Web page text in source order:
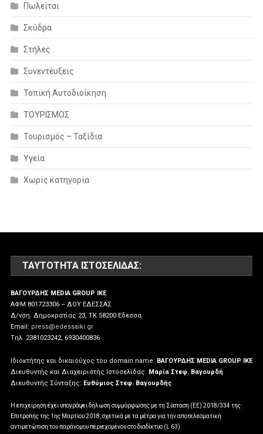
Πωλείται
Σκύδρα
Στήλες
Συνεντέυξεις
Τοπική Αυτοδιοίκηση
ΤΟΥΡΙΣΜΟΣ
Τουρισμός – Ταξίδια
Υγεία
Χωρίς κατηγορία
ΤΑΥΤΌΤΗΤΑ ΙΣΤΟΣΕΛΊΔΑΣ:
ΒΑΓΟΥΡΔΗΣ MEDIA GROUP IKE
ΑΦΜ 801723306 – ΔΟΥ ΕΔΕΣΣΑΣ
Δ/νση: Δημοκρατίας 23, ΤΚ 58200 Εδεσσα
Email: press@edessaiki.gr
Tηλ. 2381023242, 6930400836
Ιδιοκτήτης και δικαιούχος του domain name: ΒΑΓΟΥΡΔΗΣ MEDIA GROUP IKE
Διευθυντής και Διαχειριστής Ιστοσελίδας: Μαρία Στεφ. Βαγουρδή
Διευθυντής Σύνταξης: Ευθύμιος Στεφ. Βαγουρδής
Η επιχείρηση έχει υπογράψει δήλωση συμμόρφωσης με τη Σύσταση (ΕΕ) 2018/334 της
Επιτροπής της 1ης Μαρτίου 2018, σχετικά με τα μέτρα για την αποτελεσματική
αντιμετώπιση του παράνομου περιεχομένου στο διαδίκτυο (L 63)